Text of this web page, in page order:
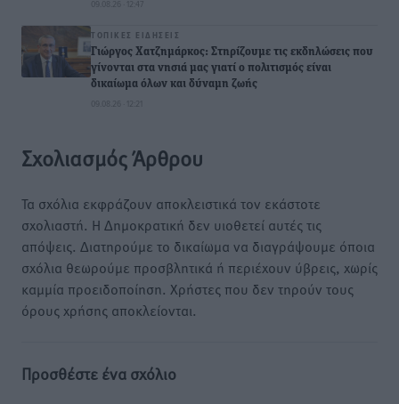
09.08.26 · 12:47
ΤΟΠΙΚΈΣ ΕΙΔΉΣΕΙΣ
Γιώργος Χατζημάρκος: Στηρίζουμε τις εκδηλώσεις που
γίνονται στα νησιά μας γιατί ο πολιτισμός είναι
δικαίωμα όλων και δύναμη ζωής
09.08.26 · 12:21
Σχολιασμός Άρθρου
Τα σχόλια εκφράζουν αποκλειστικά τον εκάστοτε
σχολιαστή. Η Δημοκρατική δεν υιοθετεί αυτές τις
απόψεις. Διατηρούμε το δικαίωμα να διαγράψουμε όποια
σχόλια θεωρούμε προσβλητικά ή περιέχουν ύβρεις, χωρίς
καμμία προειδοποίηση. Χρήστες που δεν τηρούν τους
όρους χρήσης αποκλείονται.
Προσθέστε ένα σχόλιο